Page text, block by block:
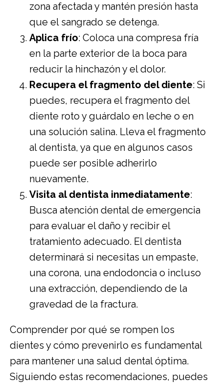
zona afectada y mantén presión hasta
que el sangrado se detenga.
Aplica frío: Coloca una compresa fría
en la parte exterior de la boca para
reducir la hinchazón y el dolor.
Recupera el fragmento del diente: Si
puedes, recupera el fragmento del
diente roto y guárdalo en leche o en
una solución salina. Lleva el fragmento
al dentista, ya que en algunos casos
puede ser posible adherirlo
nuevamente.
Visita al dentista inmediatamente:
Busca atención dental de emergencia
para evaluar el daño y recibir el
tratamiento adecuado. El dentista
determinará si necesitas un empaste,
una corona, una endodoncia o incluso
una extracción, dependiendo de la
gravedad de la fractura.
Comprender por qué se rompen los
dientes y cómo prevenirlo es fundamental
para mantener una salud dental óptima.
Siguiendo estas recomendaciones, puedes